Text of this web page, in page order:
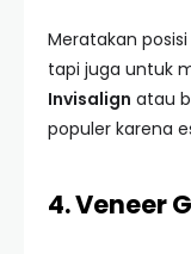
Meratakan
tapi juga untuk
Invisalign atau
populer karena
4. Veneer